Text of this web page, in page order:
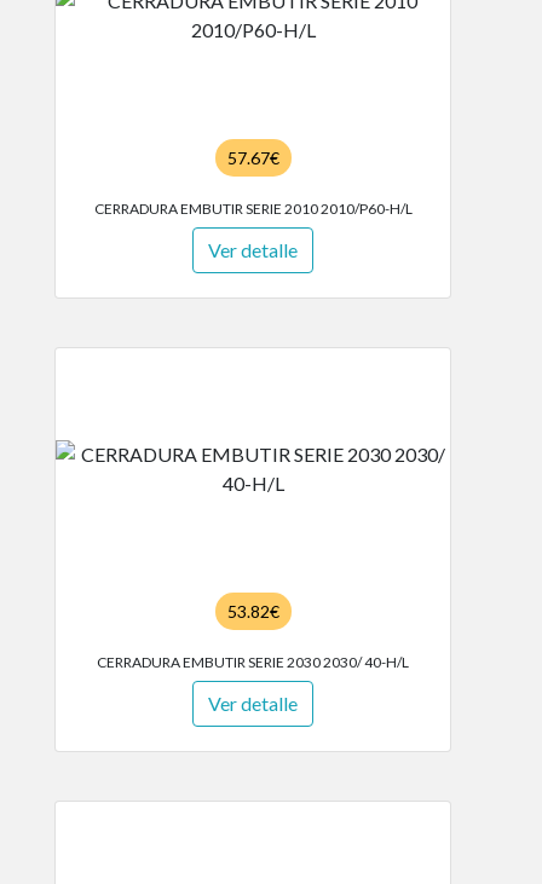
57.67€
CERRADURA EMBUTIR SERIE 2010 2010/P60-H/L
Ver detalle
53.82€
CERRADURA EMBUTIR SERIE 2030 2030/ 40-H/L
Ver detalle